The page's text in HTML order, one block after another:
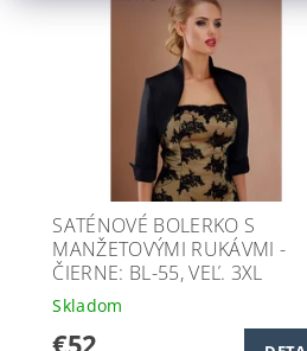
SATÉNOVÉ BOLERKO S
MANŽETOVÝMI RUKÁVMI -
ČIERNE: BL-55, VEĽ. 3XL
Skladom
€52